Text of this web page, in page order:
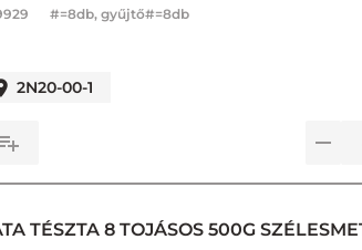
#=8db, gyűjtő#=8db
2N20-00-1
TÉSZTA 8 TOJÁSOS 500G